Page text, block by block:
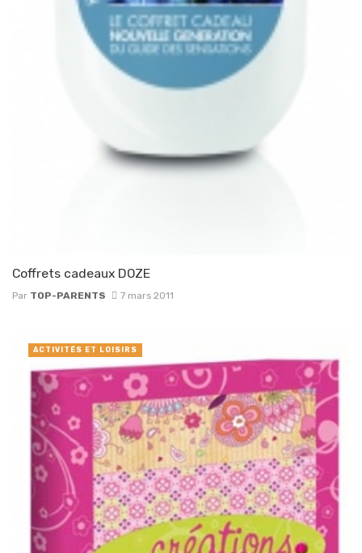
Coffrets cadeaux DOZE
Par TOP-PARENTS 7 mars 2011
ACTIVITÉS ET LOISIRS